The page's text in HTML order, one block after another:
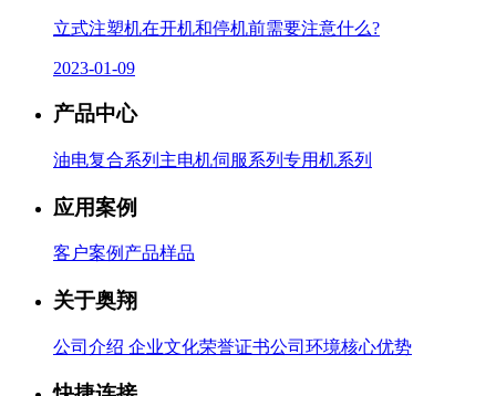
立式注塑机在开机和停机前需要注意什么?
2023-01-09
产品中心
油电复合系列 主电机伺服系列 专用机系列
应用案例
客户案例 产品样品
关于奥翔
公司介绍 企业文化荣誉证书公司环境核心优势